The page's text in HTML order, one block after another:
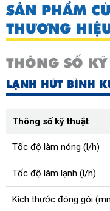
SẢN PHẨM
THƯƠNG
THÔNG SỐ
LẠNH HÚT BÌNH
Thông số kỹ thuật
Tốc độ làm nóng (l/h)
Tốc độ làm lạnh (l/h)
Kích thước đóng gói